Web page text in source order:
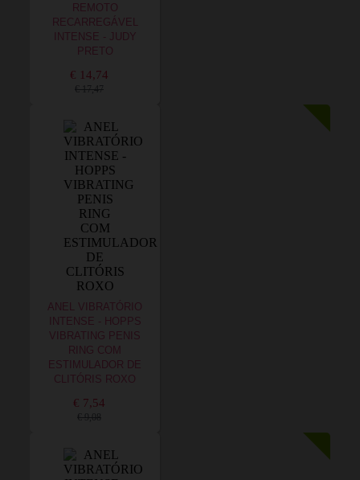
REMOTO
RECARREGÁVEL
INTENSE - JUDY
PRETO
€ 14,74
€ 17,47
ANEL VIBRATÓRIO
INTENSE - HOPPS
VIBRATING PENIS
RING COM
ESTIMULADOR DE
CLITÓRIS ROXO
€ 7,54
€ 9,08